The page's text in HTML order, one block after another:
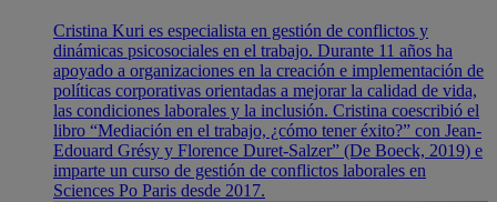
Cristina Kuri es especialista en gestión de conflictos y
dinámicas psicosociales en el trabajo. Durante 11 años ha
apoyado a organizaciones en la creación e implementación de
políticas corporativas orientadas a mejorar la calidad de vida,
las condiciones laborales y la inclusión. Cristina coescribió el
libro “Mediación en el trabajo, ¿cómo tener éxito?” con Jean-
Edouard Grésy y Florence Duret-Salzer” (De Boeck, 2019) e
imparte un curso de gestión de conflictos laborales en
Sciences Po Paris desde 2017.